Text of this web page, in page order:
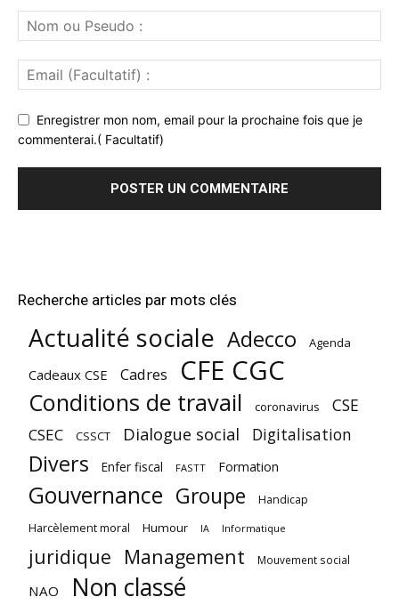
Enregistrer mon nom, email pour la prochaine fois que je
commenterai.( Facultatif)
Recherche articles par mots clés
Actualité sociale Adecco Agenda
Cadeaux CSE Cadres CFE CGC
Conditions de travail coronavirus CSE
CSEC CSSCT Dialogue social Digitalisation
Divers Enfer fiscal FASTT Formation
Gouvernance Groupe Handicap
Harcèlement moral Humour IA Informatique
juridique Management Mouvement social
NAO Non classé